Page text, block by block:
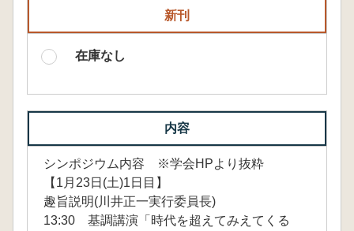
新刊
在庫なし
内容
シンポジウム内容 ※学会HPより抜粋
【1月23日(土)1日目】
趣旨説明(川井正一実行委員長)
13:30 基調講演「時代を超えてみえてくる